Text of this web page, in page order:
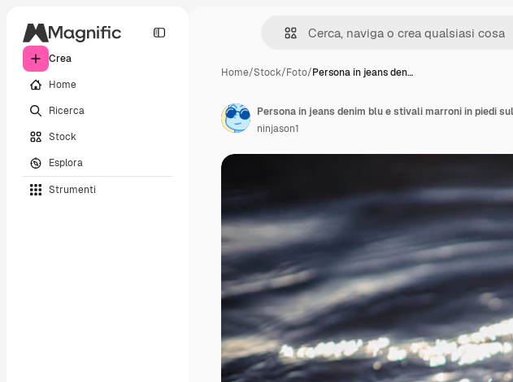
Crea
Home
Ricerca
Stock
Esplora
Strumenti
Home/Stock/Foto/Persona in jeans den…
Persona in jeans denim blu e stivali marroni in piedi
ninjason1